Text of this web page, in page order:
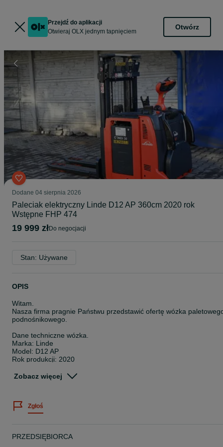
Przejdź do aplikacji
Otwieraj OLX jednym tapnięciem
Otwórz
Dodane 04 sierpnia 2026
Paleciak elektryczny Linde D12 AP 360cm 2020 rok
Wstępne FHP 474
19 999 zł do negocjacji
Stan: Używane
OPIS
Witam.
Nasza firma pragnie Państwu przedstawić ofertę wózka
podnośnikowego.
Dane techniczne wózka.
Marka: Linde
Model: D12 AP
Rok produkcji: 2020
Ogumienie: Rolki gumowe, antypoślizgowe.
Wysokość podnoszenia: 3600 mm.
Długość wideł: 120cm.
Wspomaganie dyszla.
Zobacz więcej
Zgłoś
PRZEDSIĘBIORCA